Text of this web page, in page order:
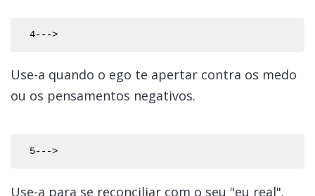
Use-a quando o ego te apertar contra os medo
ou os pensamentos negativos.
Use-a para se reconciliar com o seu "eu real".